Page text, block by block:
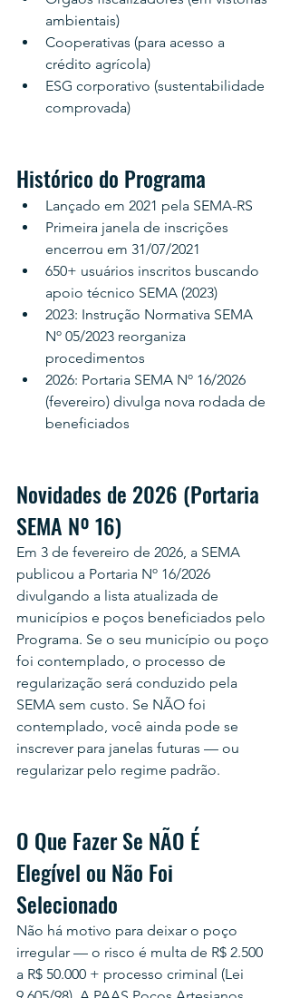
ambientais)
Cooperativas (para acesso a
crédito agrícola)
ESG corporativo (sustentabilidade
comprovada)
Histórico do Programa
Lançado em 2021 pela SEMA-RS
Primeira janela de inscrições
encerrou em 31/07/2021
650+ usuários inscritos buscando
apoio técnico SEMA (2023)
2023: Instrução Normativa SEMA
Nº 05/2023 reorganiza
procedimentos
2026: Portaria SEMA Nº 16/2026
(fevereiro) divulga nova rodada de
beneficiados
Novidades de 2026 (Portaria
SEMA Nº 16)
Em 3 de fevereiro de 2026, a SEMA
publicou a Portaria Nº 16/2026
divulgando a lista atualizada de
municípios e poços beneficiados pelo
Programa. Se o seu município ou poço
foi contemplado, o processo de
regularização será conduzido pela
SEMA sem custo. Se NÃO foi
contemplado, você ainda pode se
inscrever para janelas futuras — ou
regularizar pelo regime padrão.
O Que Fazer Se NÃO É
Elegível ou Não Foi
Selecionado
Não há motivo para deixar o poço
irregular — o risco é multa de R$ 2.500
a R$ 50.000 + processo criminal (Lei